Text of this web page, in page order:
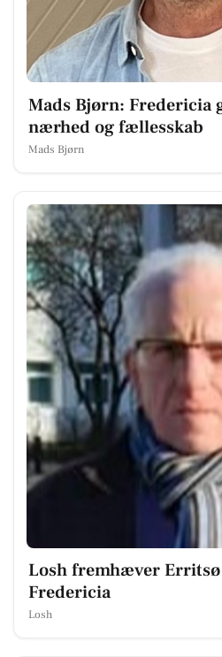
Mads Bjørn: Fredericia
nærhed og fællesskab
Mads Bjørn
Losh fremhæver
Fredericia
Losh